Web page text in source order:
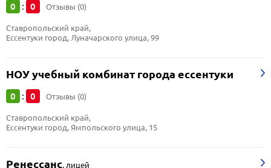
0 : 0 Отзывы (0)
Ставропольский край,
Ессентуки город, Луначарского улица, 99
НОУ учебный комбинат города ессентуки
0 : 0 Отзывы (0)
Ставропольский край,
Ессентуки город, Ямпольского улица, 15
Ренессанс,лицей